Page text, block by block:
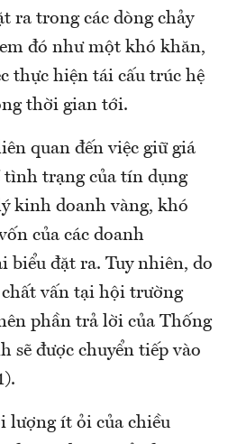
ra trong các dòng chảy
đó như một khó khăn,
thực hiện tái cấu trúc hệ
thời gian tới.
quan đến việc giữ giá
trạng của tín dụng
kinh doanh vàng, khó
của các doanh
biểu đặt ra. Tuy nhiên, do
vấn tại hội trường
phần trả lời của Thống
sẽ được chuyển tiếp vào
lượng ít ỏi của chiều